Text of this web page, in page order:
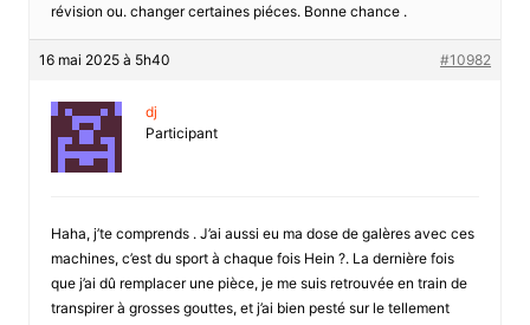
révision ou. changer certaines piéces. Bonne chance .
16 mai 2025 à 5h40 #10982
dj
Participant
Haha, j’te comprends . J’ai aussi eu ma dose de galères avec ces
machines, c’est du sport à chaque fois Hein ?. La dernière fois
que j’ai dû remplacer une pièce, je me suis retrouvée en train de
transpirer à grosses gouttes, et j’ai bien pesté sur le tellement